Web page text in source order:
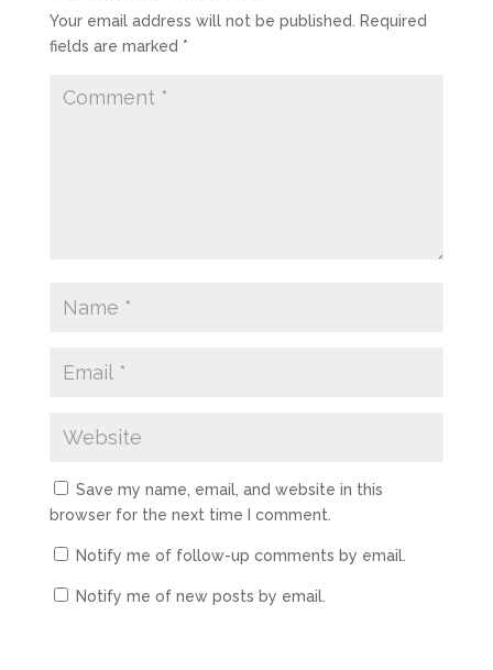
Your email address will not be published.
Required
fields are marked *
Save my name, email, and website in this
browser for the next time I comment.
Notify me of follow-up comments by email.
Notify me of new posts by email.